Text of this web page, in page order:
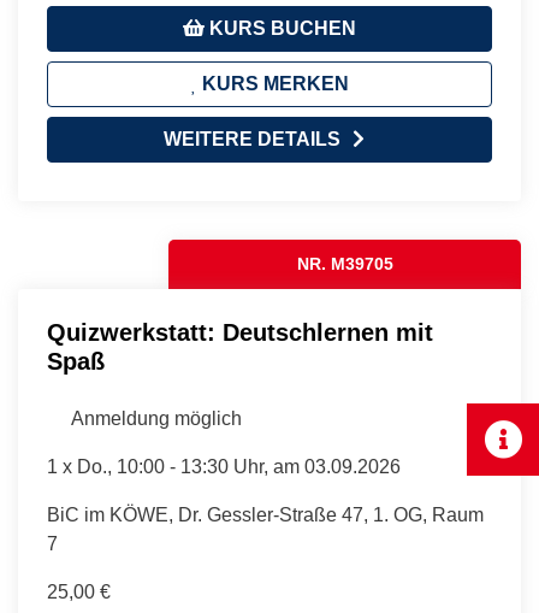
KURS BUCHEN
KURS MERKEN
WEITERE DETAILS
NR. M39705
Quizwerkstatt: Deutschlernen mit
Spaß
Anmeldung möglich
1 x Do., 10:00 - 13:30 Uhr, am 03.09.2026
BiC im KÖWE, Dr. Gessler-Straße 47, 1. OG, Raum
7
25,00 €